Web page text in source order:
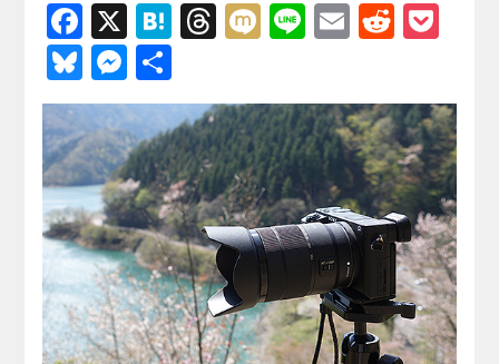
F
a
c
e
b
o
o
k
X
H
e
n
a
T
e
a
d
s
M
Li
e
E
ail
R
d
di
t
ck
et
Bl
u
e
sk
y
M
e
ss
e
n
g
er
有